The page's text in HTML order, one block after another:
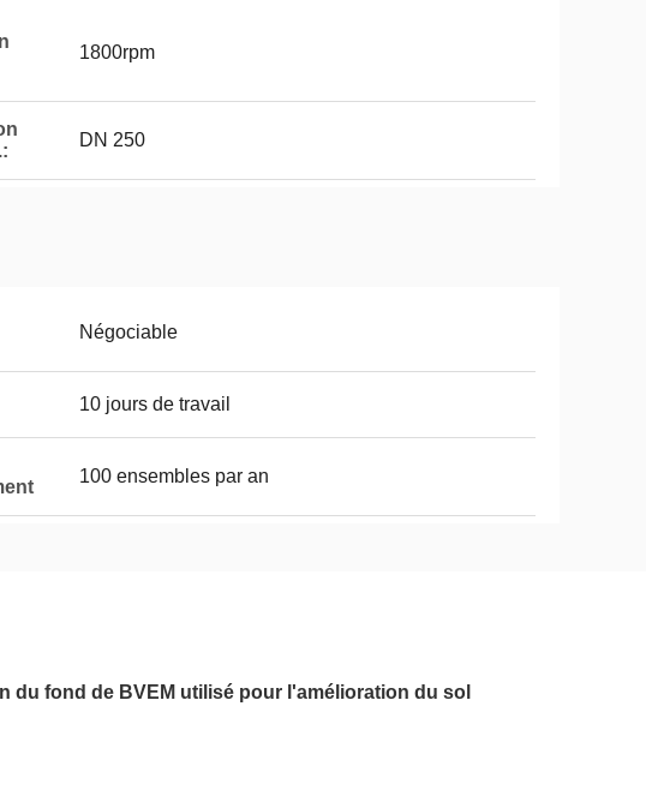
1800rpm
DN 250
Négociable
10 jours de travail
100 ensembles par an
du fond de BVEM utilisé pour l'amélioration du sol